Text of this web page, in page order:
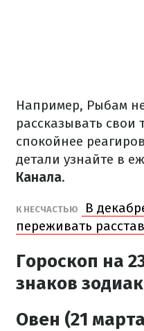
Например, Рыбам
рассказывать
спокойнее
детали узнайте в
Канала.
К НЕСЧАСТЬЮ
В
переживать
Гороскоп на
знаков
Овен (21